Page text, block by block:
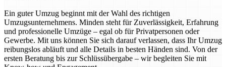
Ein guter Umzug beginnt mit der Wahl des richtigen
Umzugsunternehmens. Minden steht für Zuverlässigkeit, Erfahrung
und professionelle Umzüge – egal ob für Privatpersonen oder
Gewerbe. Mit uns können Sie sich darauf verlassen, dass Ihr Umzug
reibungslos abläuft und alle Details in besten Händen sind. Von der
ersten Beratung bis zur Schlüssübergabe – wir begleiten Sie mit